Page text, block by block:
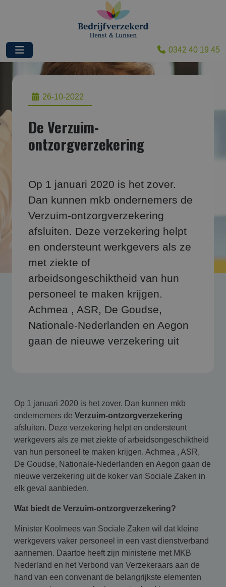
0342 40 19 45
26-10-2022
De Verzuim-
ontzorgverzekering
Op 1 januari 2020 is het zover.
Dan kunnen mkb ondernemers de
Verzuim-ontzorgverzekering
afsluiten. Deze verzekering helpt
en ondersteunt werkgevers als ze
met ziekte of
arbeidsongeschiktheid van hun
personeel te maken krijgen.
Achmea , ASR, De Goudse,
Nationale-Nederlanden en Aegon
gaan de nieuwe verzekering uit
Op 1 januari 2020 is het zover. Dan kunnen mkb
ondernemers de Verzuim-ontzorgverzekering
afsluiten. Deze verzekering helpt en ondersteunt
werkgevers als ze met ziekte of arbeidsongeschiktheid
van hun personeel te maken krijgen. Achmea , ASR,
De Goudse, Nationale-Nederlanden en Aegon gaan de
nieuwe verzekering uit de koker van Sociale Zaken in
elk geval aanbieden.
Wat biedt de Verzuim-ontzorgverzekering?
Minister Koolmees van Sociale Zaken wil dat kleine
werkgevers vaker personeel in een vast dienstverband
aannemen. Daartoe heeft zijn ministerie met MKB
Nederland en het Verbond van Verzekeraars aan de
hand van een convenant de belangrijkste elementen